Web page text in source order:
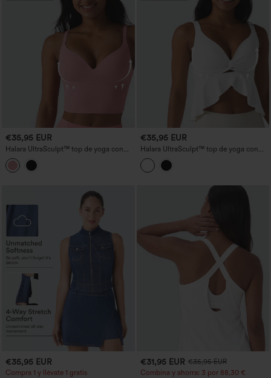
€35,95 EUR
Halara UltraSculpt™ top de yoga con
efecto push-up, tirantes cruzados
ajustables y relleno no extraíble
€35,95 EUR
Halara UltraSculpt™ top de yoga con
escote en V, efecto push-up, relleno fijo
y bajo con volante
€35,95 EUR
Compra 1 y llévate 1 gratis
€31,95 EUR €35,95 EUR
Combina y ahorra: 3 por 88,30 €